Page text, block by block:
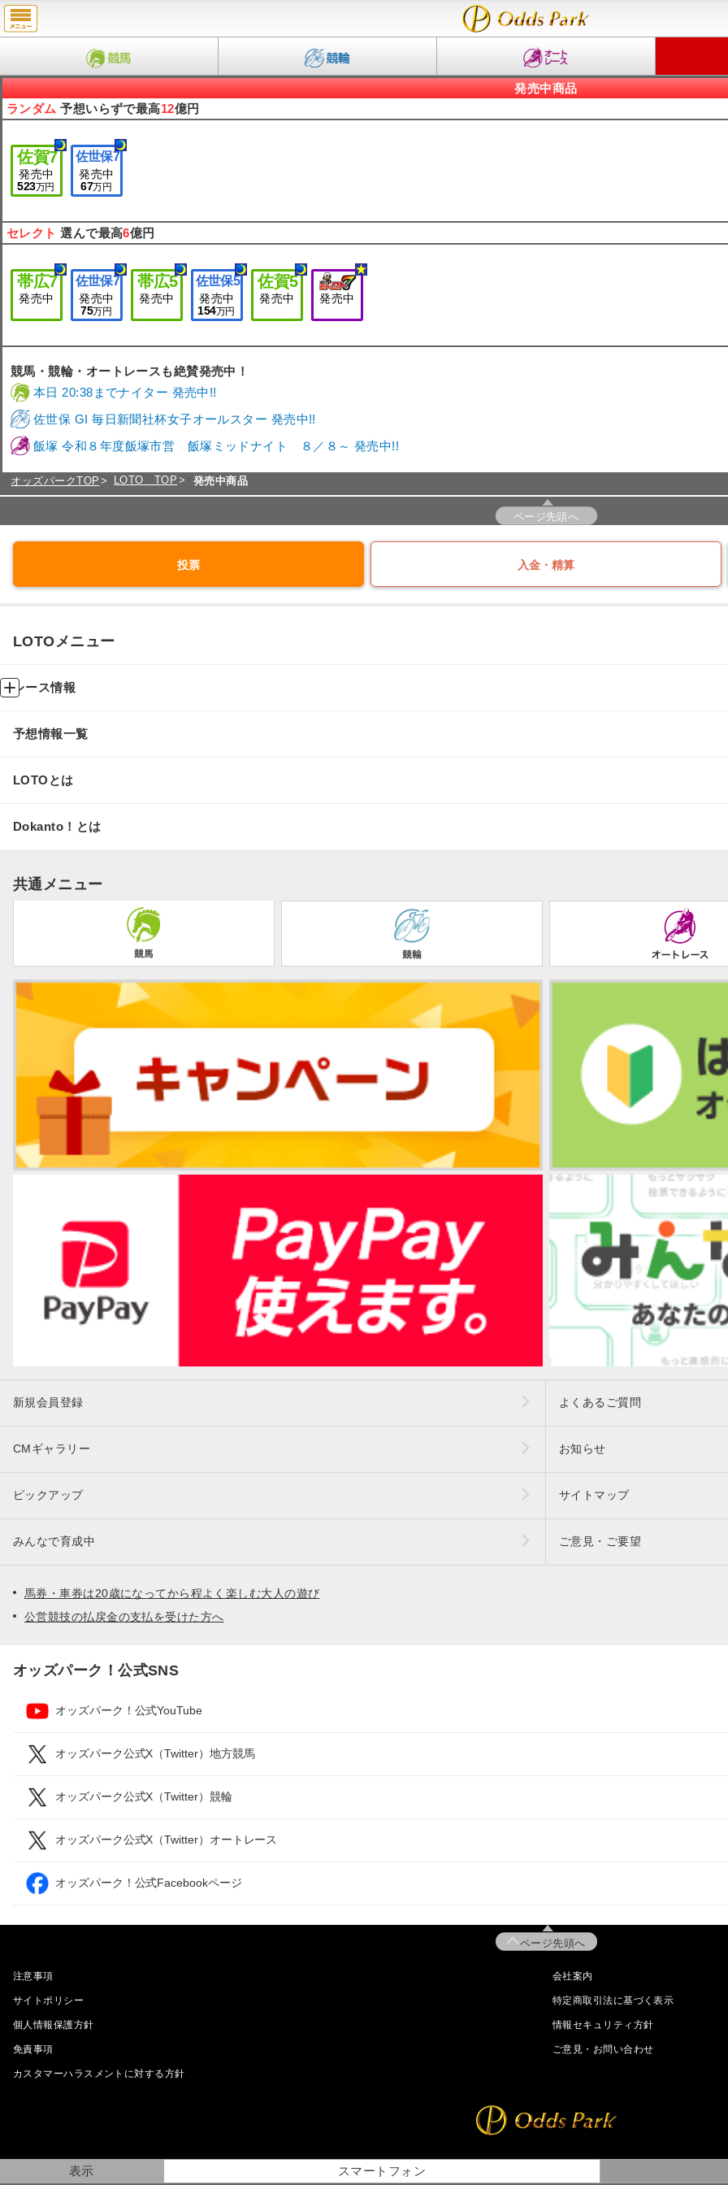
発売中商品
ランダム 予想いらずで最高12億円
佐賀7
発売中
523万円
佐世保7
発売中
67万円
セレクト 選んで最高6億円
帯広7
発売中
佐世保7
発売中
75万円
帯広5
発売中
佐世保5
発売中
154万円
佐賀5
発売中 発売中
競馬・競輪・オートレースも絶賛発売中！
本日 20:38までナイター 発売中!!
佐世保 GI 毎日新聞社杯女子オールスター 発売中!!
飯塚 令和８年度飯塚市営 飯塚ミッドナイト ８／８～ 発売中!!
オッズパークTOP LOTO TOP 発売中商品
ページ先頭へ
投票 入金・精算
LOTOメニュー
レース情報
予想情報一覧
LOTOとは
Dokanto！とは
共通メニュー
新規会員登録 よくあるご質問
CMギャラリー お知らせ
ピックアップ サイトマップ
みんなで育成中 ご意見・ご要望
馬券・車券は20歳になってから程よく楽しむ大人の遊び
公営競技の払戻金の支払を受けた方へ
オッズパーク！公式SNS
オッズパーク！公式YouTube
オッズパーク公式X（Twitter）地方競馬
オッズパーク公式X（Twitter）競輪
オッズパーク公式X（Twitter）オートレース
オッズパーク！公式Facebookページ
ページ先頭へ
注意事項 会社案内
サイトポリシー 特定商取引法に基づく表示
個人情報保護方針 情報セキュリティ方針
免責事項 ご意見・お問い合わせ
カスタマーハラスメントに対する方針
表示 スマートフォン